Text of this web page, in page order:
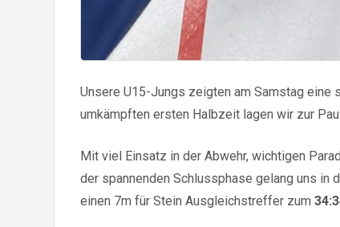
Unsere U15-Jungs zeigten am Samstag eine
umkämpften ersten Halbzeit lagen wir zur
Mit viel Einsatz in der Abwehr, wichtigen
der spannenden Schlussphase gelang uns in
einen 7m für Stein Ausgleichstreffer zum